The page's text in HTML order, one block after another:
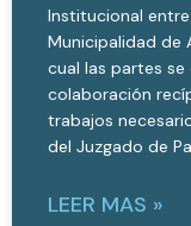
Institucional
Municipalidad de
cual las partes
colaboración
trabajos
del Juzgado de
LEER MAS »